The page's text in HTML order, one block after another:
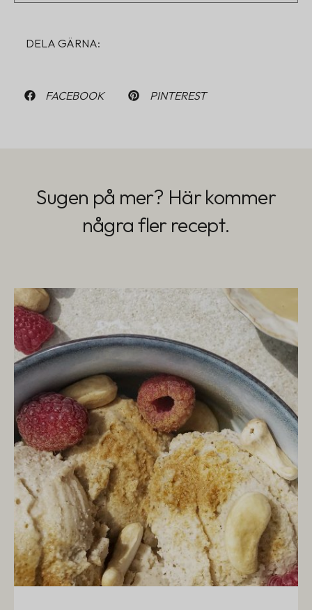
DELA GÄRNA:
FACEBOOK PINTEREST
Sugen på mer? Här kommer
några fler recept.